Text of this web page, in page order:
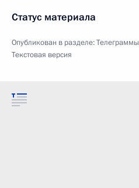
Статус материала
Опубликован в разделе:Телеграммы
Текстовая версия